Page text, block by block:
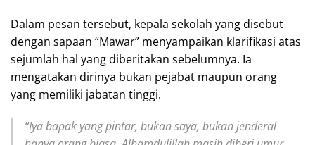
Dalam pesan tersebut, kepala sekolah yang disebut
dengan sapaan “Mawar” menyampaikan klarifikasi atas
sejumlah hal yang diberitakan sebelumnya. Ia
mengatakan dirinya bukan pejabat maupun orang
yang memiliki jabatan tinggi.
“Iya bapak yang pintar, bukan saya, bukan jenderal